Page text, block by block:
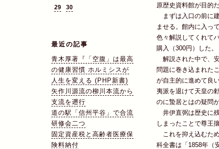
29 30
最近の記事
青木厚著『「空腹」は最高
の健康習慣 ホルミシスが
人生を変える (PHP新書)
矢作川源流の柳川本流から
支流を遡行
道の駅「信州平谷」で合流
研修会二つ
固定資産税と高齢者医療保
険料納付
原歴史資料館が目的
まずは入口の前に
ませる。館内に入っ
色々解説してくれて
購入（300円）した。
解説された中で、
問題に巻き込まれた
が自主的に進めて良
夷派を退けて天皇の
のに蟄居とはの疑問
井伊直弼は歴史に
しまったことで尊王
これを抑え込むた
科全書は「1858年（